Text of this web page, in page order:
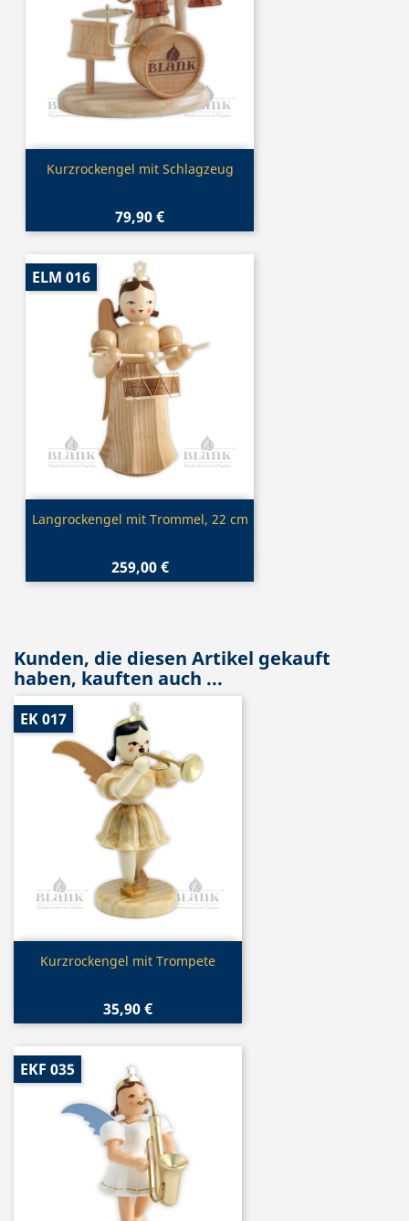
Vorschau
Kurzrockengel mit Schlagzeug
79,90 €
Vorschau
Langrockengel mit Trommel, 22 cm
259,00 €
ELM 016
Kunden, die diesen Artikel gekauft
haben, kauften auch ...
Vorschau
Kurzrockengel mit Trompete
35,90 €
EK 017
EKF 035